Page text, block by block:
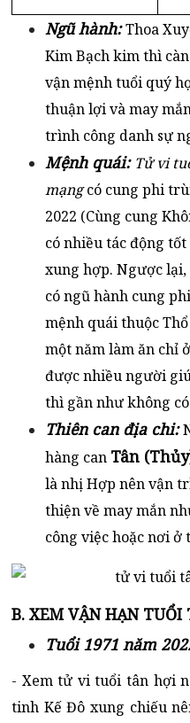
Ngũ hành:Thoa
Kim Bạch kim thì
vận mệnh tuổi quý
thuận lợi và may
trình công danh sự
Mệnh quái: Tử vi
mạngcó cung phi
2022 (Cùng cung
có nhiều tác động
xung hợp. Ngược
có ngũ hành cung
mệnh quái thuộc
một năm làm ăn chỉ
được nhiều người
thì gần như không
Thiên can địa chi:
hàng can Tân
là nhị Hợp nên vận
thiện về may mắn
công việc hoặc nơi
B. XEM VẬN HẠN
Tuổi 1971 năm
- Xem tử vi tuổi tân hợi
tinh Kế Đô xung chiếu